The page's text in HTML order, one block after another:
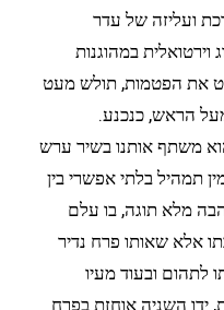
ועליזה של עדר
במהוגנות
את הפטמות, תולש מעט
הראש, כנכנע.
משתף אותנו בשיר ערש
תמהיל בלתי אפשרי בין
מלא תוגה, בו עלם
אלא שאותו פרח נדיר
לתהום ובעוד מעיו
ידו השניה אוחזת בפרח